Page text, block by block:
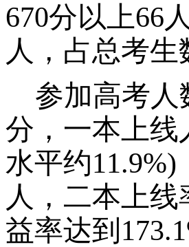
670分以上66
人，占总考生
参加高考人
分，一本上线
水平约
人，二本上线
益率达到